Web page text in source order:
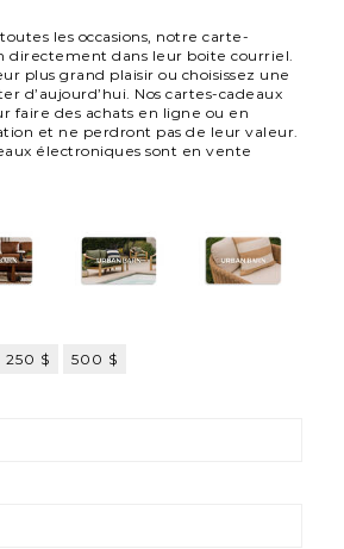
les occasions, notre carte-
directement dans leur boite courriel.
plus grand plaisir ou choisissez une
d’aujourd’hui. Nos cartes-cadeaux
faire des achats en ligne ou en
et ne perdront pas de leur valeur.
électroniques sont en vente
104 105
250 $ 500 $